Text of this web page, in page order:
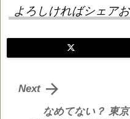
よろしければシェア
なめてない？ 東

Next